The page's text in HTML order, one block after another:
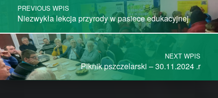
PREVIOUS WPIS
Niezwykła lekcja przyrody w pasiece edukacyjnej
NEXT WPIS
Piknik pszczelarski – 30.11.2024 .r